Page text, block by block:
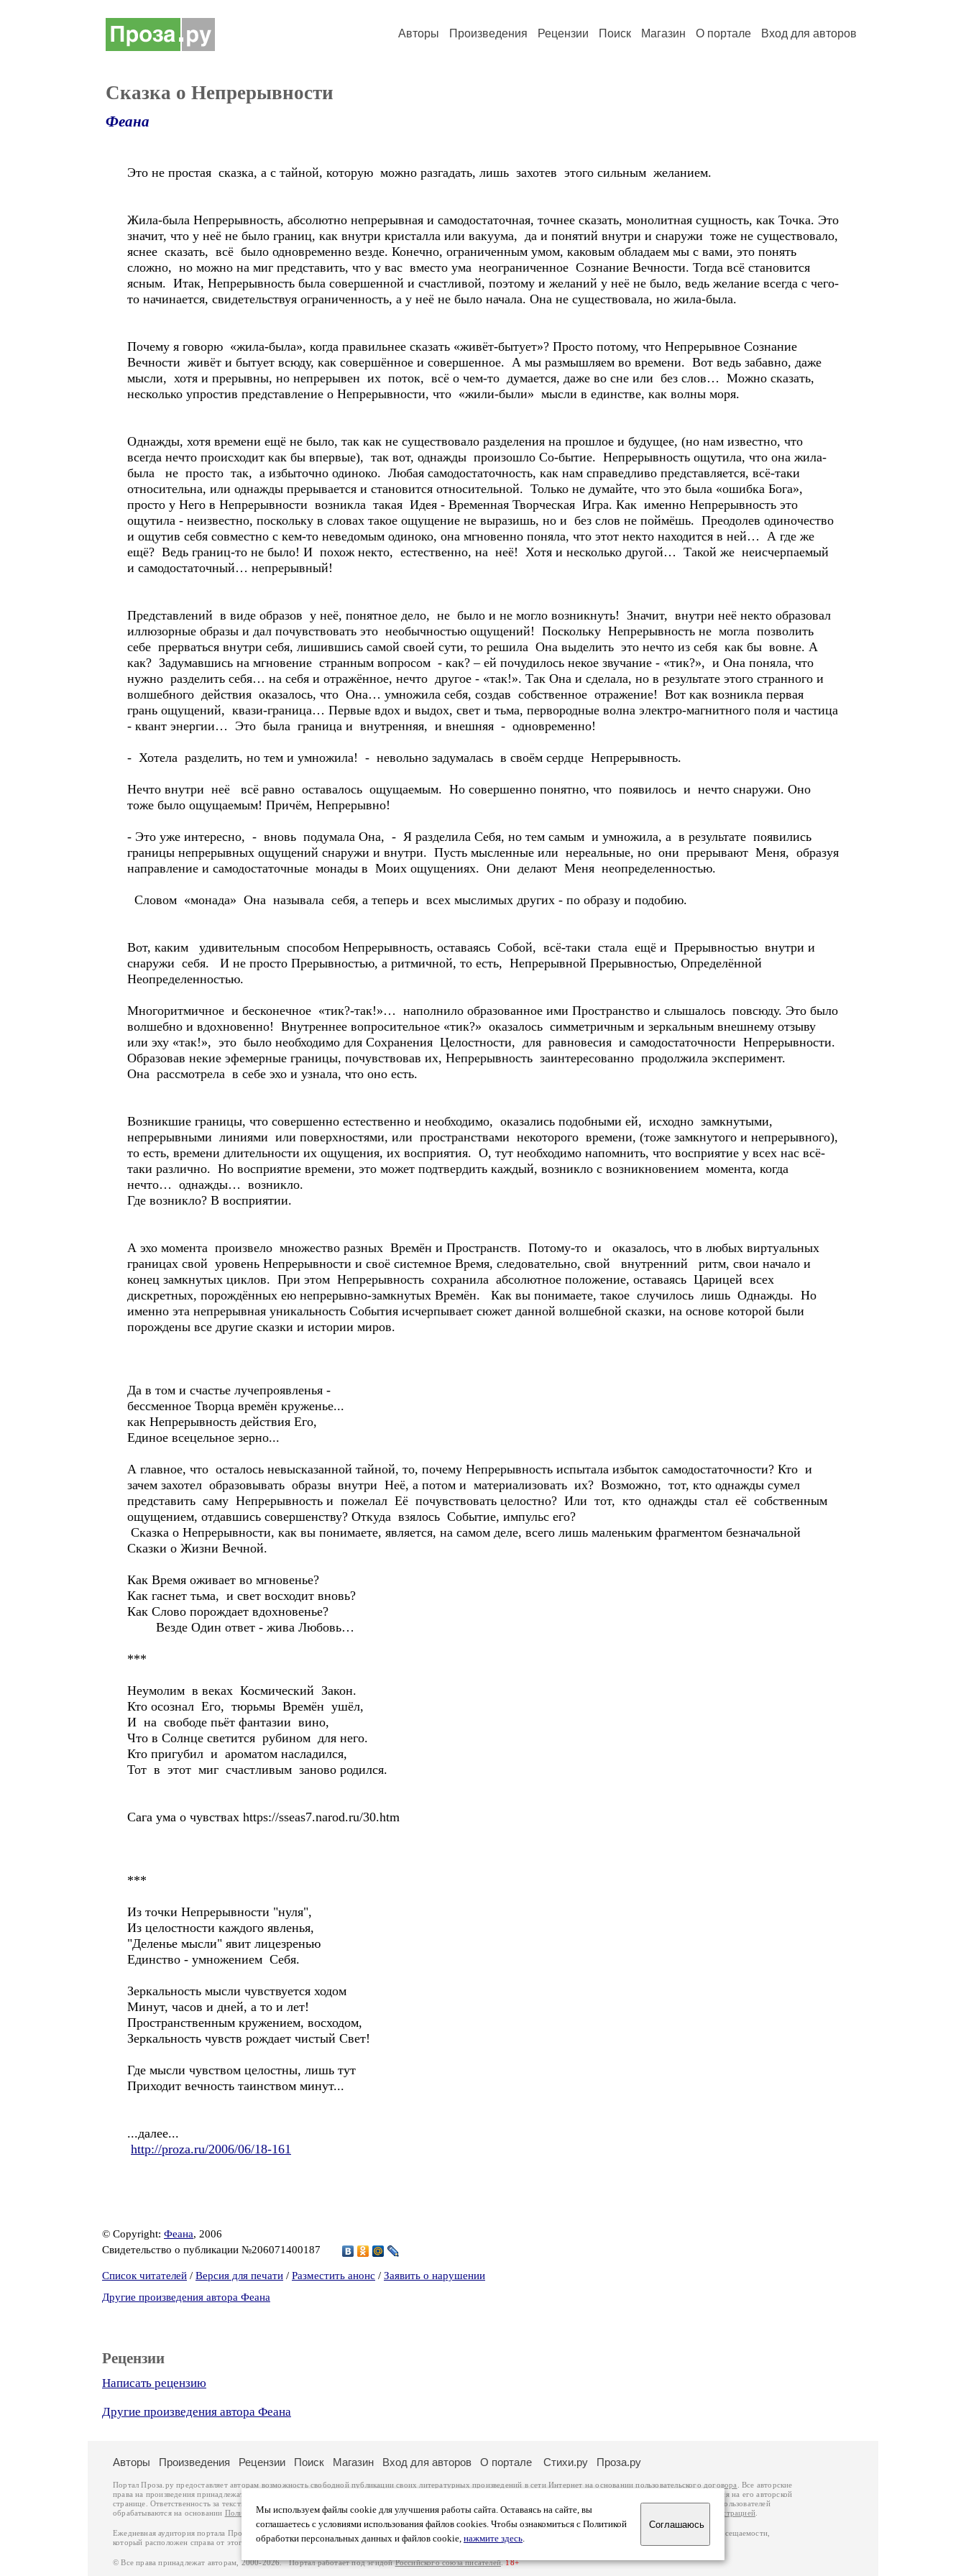
Авторы Произведения Рецензии Поиск Магазин О портале Вход для авторов
Сказка о Непрерывности
Феана
Это не простая сказка, а с тайной, которую можно разгадать, лишь захотев этого сильным желанием.
Жила-была Непрерывность, абсолютно непрерывная и самодостаточная, точнее сказать, монолитная сущность, как Точка. Это
значит, что у неё не было границ, как внутри кристалла или вакуума, да и понятий внутри и снаружи тоже не существовало,
яснее сказать, всё было одновременно везде. Конечно, ограниченным умом, каковым обладаем мы с вами, это понять
сложно, но можно на миг представить, что у вас вместо ума неограниченное Сознание Вечности. Тогда всё становится
ясным. Итак, Непрерывность была совершенной и счастливой, поэтому и желаний у неё не было, ведь желание всегда с чего-
то начинается, свидетельствуя ограниченность, а у неё не было начала. Она не существовала, но жила-была.
Почему я говорю «жила-была», когда правильнее сказать «живёт-бытует»? Просто потому, что Непрерывное Сознание
Вечности живёт и бытует всюду, как совершённое и совершенное. А мы размышляем во времени. Вот ведь забавно, даже
мысли, хотя и прерывны, но непрерывен их поток, всё о чем-то думается, даже во сне или без слов… Можно сказать,
несколько упростив представление о Непрерывности, что «жили-были» мысли в единстве, как волны моря.
Однажды, хотя времени ещё не было, так как не существовало разделения на прошлое и будущее, (но нам известно, что
всегда нечто происходит как бы впервые), так вот, однажды произошло Со-бытие. Непрерывность ощутила, что она жила-
была не просто так, а избыточно одиноко. Любая самодостаточность, как нам справедливо представляется, всё-таки
относительна, или однажды прерывается и становится относительной. Только не думайте, что это была «ошибка Бога»,
просто у Него в Непрерывности возникла такая Идея - Временная Творческая Игра. Как именно Непрерывность это
ощутила - неизвестно, поскольку в словах такое ощущение не выразишь, но и без слов не поймёшь. Преодолев одиночество
и ощутив себя совместно с кем-то неведомым одиноко, она мгновенно поняла, что этот некто находится в ней… А где же
ещё? Ведь границ-то не было! И похож некто, естественно, на неё! Хотя и несколько другой… Такой же неисчерпаемый
и самодостаточный… непрерывный!
Представлений в виде образов у неё, понятное дело, не было и не могло возникнуть! Значит, внутри неё некто образовал
иллюзорные образы и дал почувствовать это необычностью ощущений! Поскольку Непрерывность не могла позволить
себе прерваться внутри себя, лишившись самой своей сути, то решила Она выделить это нечто из себя как бы вовне. А
как? Задумавшись на мгновение странным вопросом - как? – ей почудилось некое звучание - «тик?», и Она поняла, что
нужно разделить себя… на себя и отражённое, нечто другое - «так!». Так Она и сделала, но в результате этого странного и
волшебного действия оказалось, что Она… умножила себя, создав собственное отражение! Вот как возникла первая
грань ощущений, квази-граница… Первые вдох и выдох, свет и тьма, первородные волна электро-магнитного поля и частица
- квант энергии… Это была граница и внутренняя, и внешняя - одновременно!
- Хотела разделить, но тем и умножила! - невольно задумалась в своём сердце Непрерывность.
Нечто внутри неё всё равно оставалось ощущаемым. Но совершенно понятно, что появилось и нечто снаружи. Оно
тоже было ощущаемым! Причём, Непрерывно!
- Это уже интересно, - вновь подумала Она, - Я разделила Себя, но тем самым и умножила, а в результате появились
границы непрерывных ощущений снаружи и внутри. Пусть мысленные или нереальные, но они прерывают Меня, образуя
направление и самодостаточные монады в Моих ощущениях. Они делают Меня неопределенностью.
Словом «монада» Она называла себя, а теперь и всех мыслимых других - по образу и подобию.
Вот, каким удивительным способом Непрерывность, оставаясь Собой, всё-таки стала ещё и Прерывностью внутри и
снаружи себя. И не просто Прерывностью, а ритмичной, то есть, Непрерывной Прерывностью, Определённой
Неопределенностью.
Многоритмичное и бесконечное «тик?-так!»… наполнило образованное ими Пространство и слышалось повсюду. Это было
волшебно и вдохновенно! Внутреннее вопросительное «тик?» оказалось симметричным и зеркальным внешнему отзыву
или эху «так!», это было необходимо для Сохранения Целостности, для равновесия и самодостаточности Непрерывности.
Образовав некие эфемерные границы, почувствовав их, Непрерывность заинтересованно продолжила эксперимент.
Она рассмотрела в себе эхо и узнала, что оно есть.
Возникшие границы, что совершенно естественно и необходимо, оказались подобными ей, исходно замкнутыми,
непрерывными линиями или поверхностями, или пространствами некоторого времени, (тоже замкнутого и непрерывного),
то есть, времени длительности их ощущения, их восприятия. О, тут необходимо напомнить, что восприятие у всех нас всё-
таки различно. Но восприятие времени, это может подтвердить каждый, возникло с возникновением момента, когда
нечто… однажды… возникло.
Где возникло? В восприятии.
А эхо момента произвело множество разных Времён и Пространств. Потому-то и оказалось, что в любых виртуальных
границах свой уровень Непрерывности и своё системное Время, следовательно, свой внутренний ритм, свои начало и
конец замкнутых циклов. При этом Непрерывность сохранила абсолютное положение, оставаясь Царицей всех
дискретных, порождённых ею непрерывно-замкнутых Времён. Как вы понимаете, такое случилось лишь Однажды. Но
именно эта непрерывная уникальность События исчерпывает сюжет данной волшебной сказки, на основе которой были
порождены все другие сказки и истории миров.
Да в том и счастье лучепроявленья -
бессменное Творца времён круженье...
как Непрерывность действия Его,
Единое всецельное зерно...
А главное, что осталось невысказанной тайной, то, почему Непрерывность испытала избыток самодостаточности? Кто и
зачем захотел образовывать образы внутри Неё, а потом и материализовать их? Возможно, тот, кто однажды сумел
представить саму Непрерывность и пожелал Её почувствовать целостно? Или тот, кто однажды стал её собственным
ощущением, отдавшись совершенству? Откуда взялось Событие, импульс его?
Сказка о Непрерывности, как вы понимаете, является, на самом деле, всего лишь маленьким фрагментом безначальной
Сказки о Жизни Вечной.
Как Время оживает во мгновенье?
Как гаснет тьма, и свет восходит вновь?
Как Слово порождает вдохновенье?
Везде Один ответ - жива Любовь…
***
Неумолим в веках Космический Закон.
Кто осознал Его, тюрьмы Времён ушёл,
И на свободе пьёт фантазии вино,
Что в Солнце светится рубином для него.
Кто пригубил и ароматом насладился,
Тот в этот миг счастливым заново родился.
Сага ума о чувствах https://sseas7.narod.ru/30.htm
***
Из точки Непрерывности "нуля",
Из целостности каждого явленья,
"Деленье мысли" явит лицезренью
Единство - умножением Себя.
Зеркальность мысли чувствуется ходом
Минут, часов и дней, а то и лет!
Пространственным кружением, восходом,
Зеркальность чувств рождает чистый Свет!
Где мысли чувством целостны, лишь тут
Приходит вечность таинством минут...
...далее...
http://proza.ru/2006/06/18-161
© Copyright: Феана, 2006
Свидетельство о публикации №206071400187
Список читателей / Версия для печати / Разместить анонс / Заявить о нарушении
Другие произведения автора Феана
Рецензии
Написать рецензию
Другие произведения автора Феана
Мы используем файлы cookie для улучшения работы сайта. Оставаясь на сайте, вы
соглашаетесь с условиями использования файлов cookies. Чтобы ознакомиться с Политикой
обработки персональных данных и файлов cookie, нажмите здесь.
Соглашаюсь
Авторы Произведения Рецензии Поиск Магазин Вход для авторов О портале Стихи.ру Проза.ру
Портал Проза.ру предоставляет авторам возможность свободной публикации своих литературных произведений в сети Интернет на основаниипользовательского договора
. Все авторские
права на произведения принадлежат авторам и охраняются
. Перепечатка произведений возможна только с согласия его автора, к которому вы можете обратиться на его авторской
странице. Ответственность за тексты произведений авторы несут самостоятельно на основании
законодательства Российской Федерации. Данные пользователей
обрабатываются на основании Политики обработки персональных данных. Вы также можете посмотреть более подробнуюинформацию о портале связаться с администрацией
Ежедневная аудитория портала Проза.ру – порядка 100 тысяч посетителей, которые в общей сумме просматривают более полумиллиона страниц по данным счетчика посещаемости,
который расположен справа от этого текста. В каждой графе указано по две цифры: количество просмотров и количество посетителей.
© Все права принадлежат авторам, 2000-2026. Портал работает под эгидойРоссийского союза писателей.18+